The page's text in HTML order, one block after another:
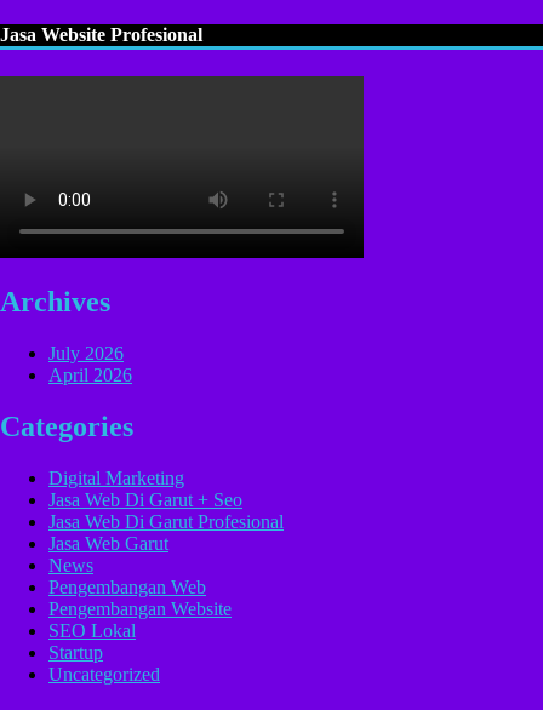
Jasa Website Profesional
Archives
July 2026
April 2026
Categories
Digital Marketing
Jasa Web Di Garut + Seo
Jasa Web Di Garut Profesional
Jasa Web Garut
News
Pengembangan Web
Pengembangan Website
SEO Lokal
Startup
Uncategorized